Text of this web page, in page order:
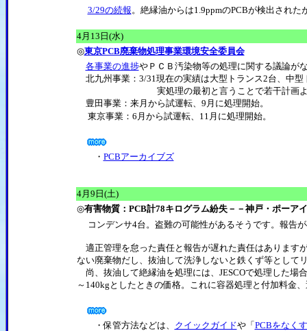
3/29の続報。絶縁油からは1.9ppmのPCBが検出され
4月13日(水)
◎東京PCB廃棄物処理事業環境安全委員会
各事業の進捗やＰＣＢ汚染物等の処理に関する議論が
北九州事業：3/31現在の実績は大型トランス2台、中型
実処理の最初と言うことで若干計画より遅
豊田事業：来月から試運転、9月に処理開始。
東京事業：6月から試運転、11月に処理開始。
・ PCBアーカイブズ
4月9日(土)
◎有害物質：PCB計78キログラム紛失－－神戸・ポーア
コンデンサ4台。盗難の可能性があるそうです。報告
適正管理を怠った責任と報告が遅れた責任はあります
ない廃棄物だし、抜油して洗浄しないと鉄くず等として
尚、抜油して絶縁油を処理には、JESCOで処理した場
～140kgとしたときの価格。これに容器処理と付加料金
・保管方法などは、 クイックガイドや「 PCBをなく